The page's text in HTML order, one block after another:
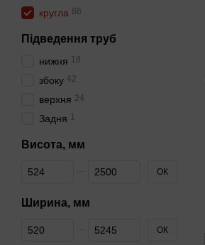
кругла 86
Підведення труб
нижня 18
збоку 42
верхня 24
Задня 1
Висота, мм
Від Висота, мм
До Висота, мм ОК
Ширина, мм
Від Ширина, мм
До Ширина, мм ОК